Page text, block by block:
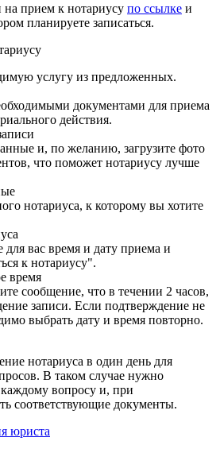
прием к нотариусу по ссылке и
планируете записаться.
услугу из предложенных.
документами для приема
действия.
и, по желанию, загрузите фото
что поможет нотариусу лучше
нотариуса, к которому вы хотите
вас время и дату приема и
к нотариусу".
сообщение, что в течении 2 часов,
записи. Если подтверждение не
выбрать дату и время повторно.
нотариуса в один день для
В таком случае нужно
каждому вопросу и, при
соответствующие документы.
юриста